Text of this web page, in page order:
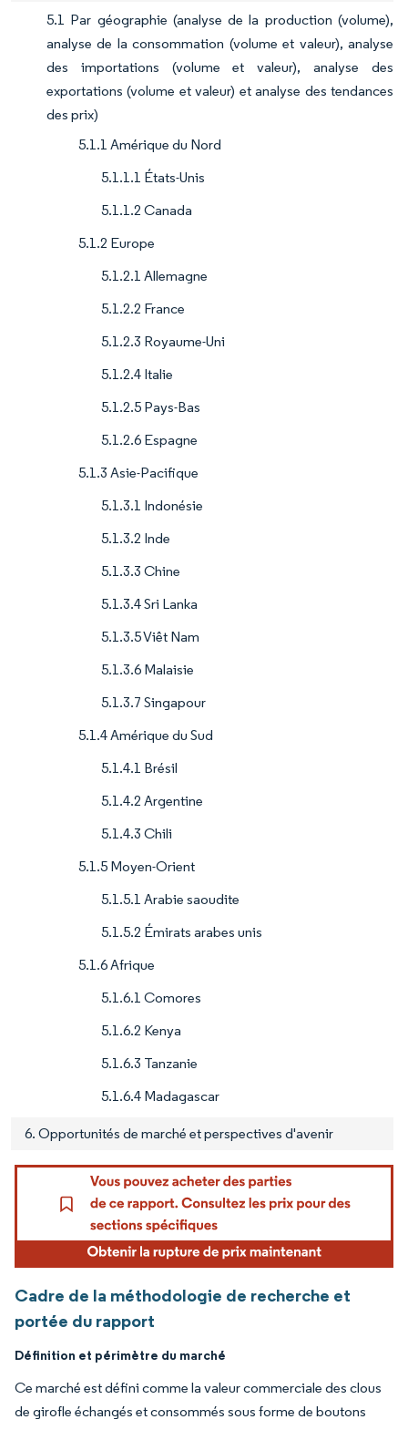
5.1 Par géographie (analyse de la production (volume),
analyse de la consommation (volume et valeur), analyse
des importations (volume et valeur), analyse des
exportations (volume et valeur) et analyse des tendances
des prix)
5.1.1 Amérique du Nord
5.1.1.1 États-Unis
5.1.1.2 Canada
5.1.2 Europe
5.1.2.1 Allemagne
5.1.2.2 France
5.1.2.3 Royaume-Uni
5.1.2.4 Italie
5.1.2.5 Pays-Bas
5.1.2.6 Espagne
5.1.3 Asie-Pacifique
5.1.3.1 Indonésie
5.1.3.2 Inde
5.1.3.3 Chine
5.1.3.4 Sri Lanka
5.1.3.5 Viêt Nam
5.1.3.6 Malaisie
5.1.3.7 Singapour
5.1.4 Amérique du Sud
5.1.4.1 Brésil
5.1.4.2 Argentine
5.1.4.3 Chili
5.1.5 Moyen-Orient
5.1.5.1 Arabie saoudite
5.1.5.2 Émirats arabes unis
5.1.6 Afrique
5.1.6.1 Comores
5.1.6.2 Kenya
5.1.6.3 Tanzanie
5.1.6.4 Madagascar
6. Opportunités de marché et perspectives d'avenir
Cadre de la méthodologie de recherche et
portée du rapport
Définition et périmètre du marché
Ce marché est défini comme la valeur commerciale des clous
de girofle échangés et consommés sous forme de boutons